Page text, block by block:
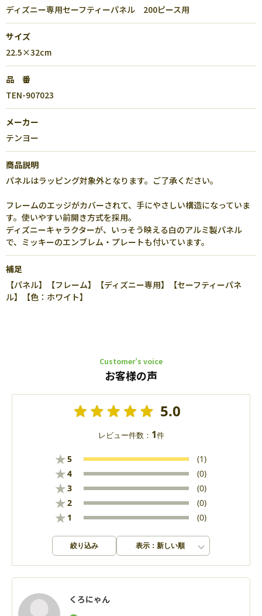
ディズニー専用セーフティーパネル 200ピース用
サイズ
22.5×32cm
品 番
TEN-907023
メーカー
テンヨー
商品説明
パネルはラッピング対象外となります。ご了承ください。
フレームのエッジがカバーされて、手にやさしい構造になっていま
す。使いやすい前開き方式を採用。
ディズニーキャラクターが、いっそう映える白のアルミ製パネル
で、ミッキーのエンブレム・プレートも付いています。
補足
【パネル】【フレーム】【ディズニー専用】【セーフティーパネ
ル】【色：ホワイト】
Customer’s voice
お客様の声
5.0
レビュー件数： 1件
★5 (1)
★4 (0)
★3 (0)
★2 (0)
★ 1 (0)
絞り込み 表示：新しい順
くろにゃん